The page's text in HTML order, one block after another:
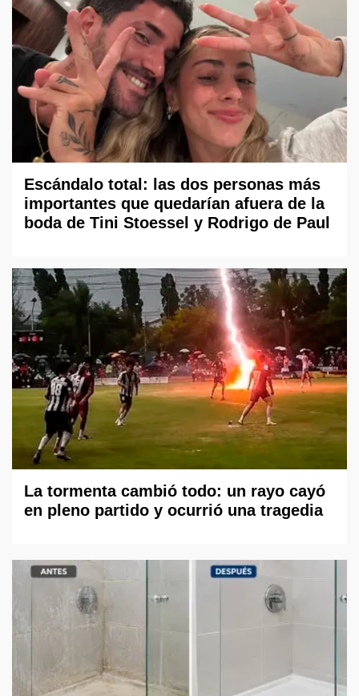
Escándalo total: las dos personas más
importantes que quedarían afuera de la
boda de Tini Stoessel y Rodrigo de Paul
La tormenta cambió todo: un rayo cayó
en pleno partido y ocurrió una tragedia